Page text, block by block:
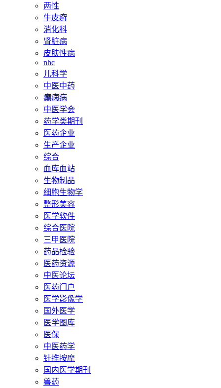
两性
牛皮癣
消化科
肾脏病
皮肤性病
nhc
儿科学
中医中药
癫痫病
中医学会
药学类期刊
医药企业
生产企业
综合
血库血站
生物制品
细胞生物学
整形美容
医学软件
综合医院
三甲医院
药品检验
医药资源
中医论坛
医药门户
医学影像学
国外医学
医学图库
医保
中医药学
针推按摩
国内医学期刊
兽药